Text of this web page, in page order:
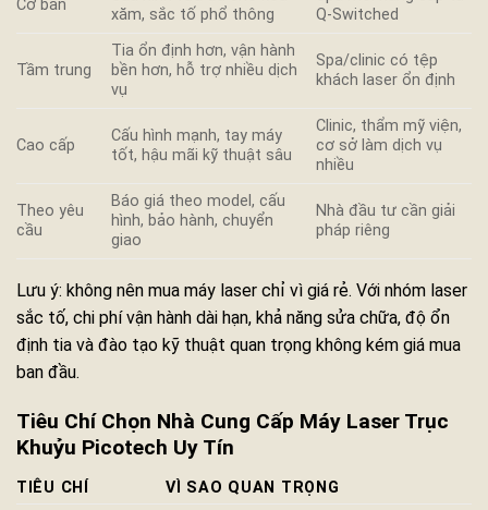
Cơ bản
xăm, sắc tố phổ thông
Q-Switched
Tầm trung
Tia ổn định hơn, vận hành
bền hơn, hỗ trợ nhiều dịch
vụ
Spa/clinic có tệp
khách laser ổn định
Cao cấp
Cấu hình mạnh, tay máy
tốt, hậu mãi kỹ thuật sâu
Clinic, thẩm mỹ viện,
cơ sở làm dịch vụ
nhiều
Theo yêu
cầu
Báo giá theo model, cấu
hình, bảo hành, chuyển
giao
Nhà đầu tư cần giải
pháp riêng
Lưu ý: không nên mua máy laser chỉ vì giá rẻ. Với nhóm laser
sắc tố, chi phí vận hành dài hạn, khả năng sửa chữa, độ ổn
định tia và đào tạo kỹ thuật quan trọng không kém giá mua
ban đầu.
Tiêu Chí Chọn Nhà Cung Cấp Máy Laser Trục
Khuỷu Picotech Uy Tín
TIÊU CHÍ VÌ SAO QUAN TRỌNG